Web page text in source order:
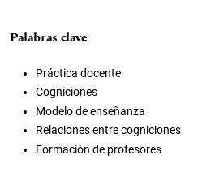
Palabras clave
Práctica docente
Cogniciones
Modelo de enseñanza
Relaciones entre cogniciones
Formación de profesores